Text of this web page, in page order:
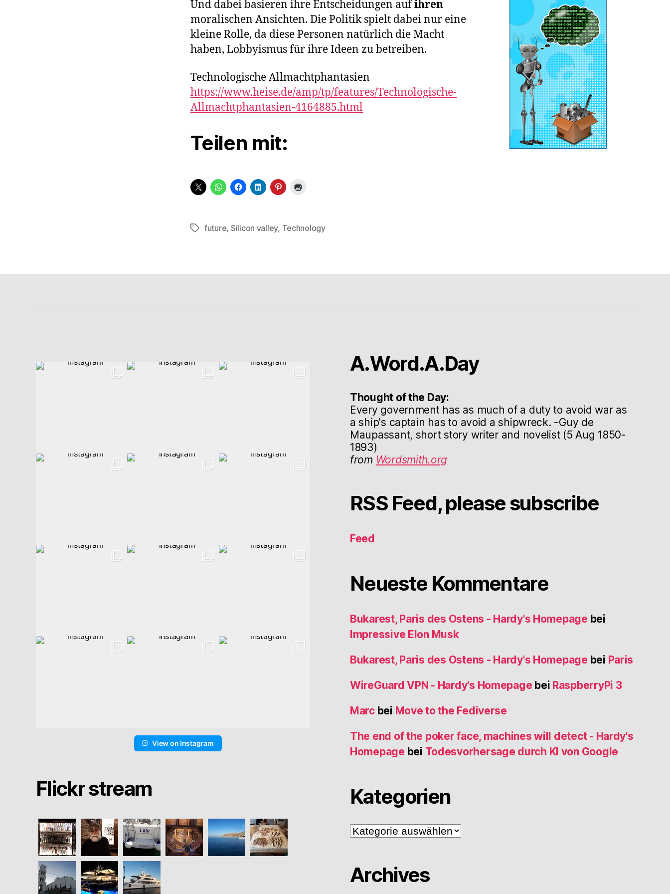
Und dabei basieren ihre Entscheidungen aufihren
moralischen Ansichten. Die Politik spielt dabei nur eine
kleine Rolle, da diese Personen natürlich die Macht
haben, Lobbyismus für ihre Ideen zu betreiben.
Technologische Allmachtphantasien
https://www.heise.de/amp/tp/features/Technologische-
Allmachtphantasien-4164885.html
Teilen mit:
Schlagwörter
future, Silicon valley, Technology
View on Instagram
Flickr stream
A.Word.A.Day
Thought of the Day:
Every government has as much of a duty to avoid war as
a ship's captain has to avoid a shipwreck. -Guy de
Maupassant, short story writer and novelist (5 Aug 1850-
1893)
from Wordsmith.org
RSS Feed, please subscribe
Feed
Neueste Kommentare
Bukarest, Paris des Ostens - Hardy's Homepage bei
Impressive Elon Musk
Bukarest, Paris des Ostens - Hardy's Homepage bei Paris
WireGuard VPN - Hardy's Homepage bei RaspberryPi 3
Marcbei Move to the Fediverse
The end of the poker face, machines will detect - Hardy's
Homepage bei Todesvorhersage durch KI von Google
Kategorien
Kategorien
Archives